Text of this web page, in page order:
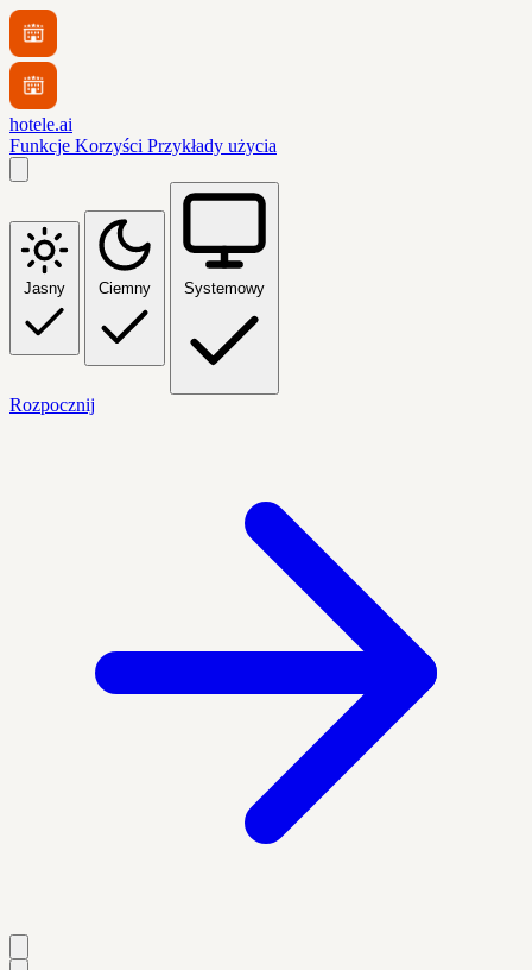
hotele.ai
Funkcje Korzyści Przykłady użycia
Jasny Ciemny Systemowy
Rozpocznij